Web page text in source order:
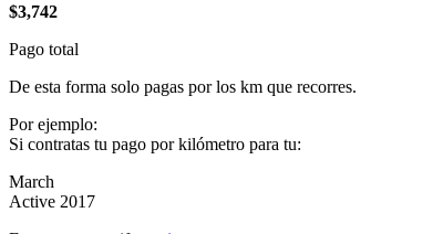
$3,742
Pago total
De esta forma solo pagas por los km que recorres.
Por ejemplo:
Si contratas tu pago por kilómetro para tu:
March
Active 2017